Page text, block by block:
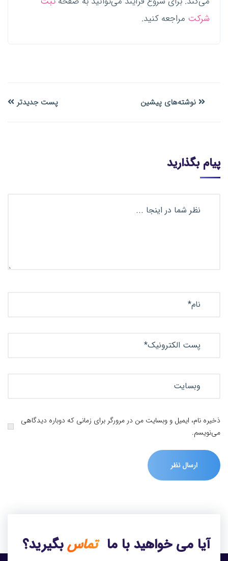
شرکت مراجعه کنید.
نوشته‌های پیشین پست جدیدتر
پیام بگذارید
ذخیره نام، ایمیل و وبسایت من در مرورگر برای زمانی که دوباره دیدگاهی
می‌نویسم.
آیا می خواهید با ما تماسبگیرید؟